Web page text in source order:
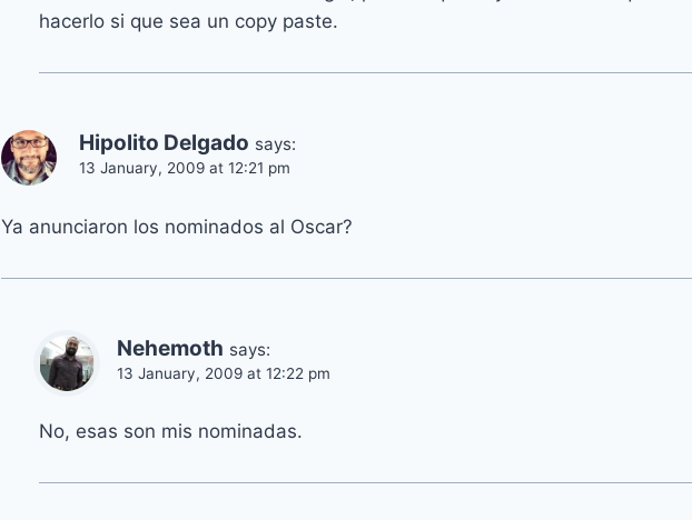
hacerlo si que sea un copy paste.
Hipolito Delgado says:
13 January, 2009 at 12:21 pm
Ya anunciaron los nominados al Oscar?
Nehemoth says:
13 January, 2009 at 12:22 pm
No, esas son mis nominadas.